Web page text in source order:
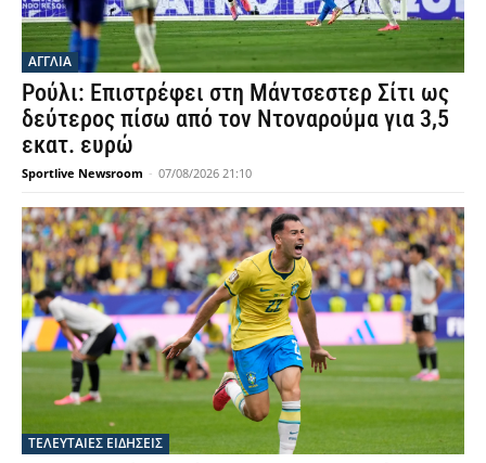
ΑΓΓΛΙΑ
Ρούλι: Επιστρέφει στη Μάντσεστερ Σίτι ως
δεύτερος πίσω από τον Ντοναρούμα για 3,5
εκατ. ευρώ
Sportlive Newsroom - 07/08/2026 21:10
ΤΕΛΕΥΤΑΙΕΣ ΕΙΔΗΣΕΙΣ